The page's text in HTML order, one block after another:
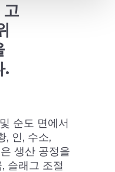
.
순도 면에서
, 인, 수소,
생산 공정을
슬래그 조절